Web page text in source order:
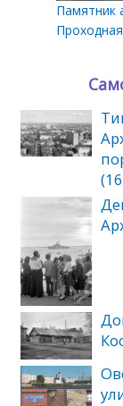
Памятник